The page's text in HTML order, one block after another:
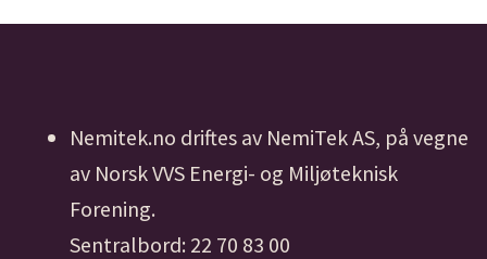
Nemitek.no driftes av NemiTek AS, på vegne
av Norsk VVS Energi- og Miljøteknisk
Forening.
Sentralbord: 22 70 83 00